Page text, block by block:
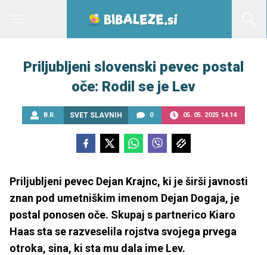
Priljubljeni slovenski pevec postal
oče: Rodil se je Lev
B.R. SVET SLAVNIH 0 05. 05. 2025 14.14
Priljubljeni pevec Dejan Krajnc, ki je širši javnosti
znan pod umetniškim imenom Dejan Dogaja, je
postal ponosen oče. Skupaj s partnerico Kiaro
Haas sta se razveselila rojstva svojega prvega
otroka, sina, ki sta mu dala ime Lev.